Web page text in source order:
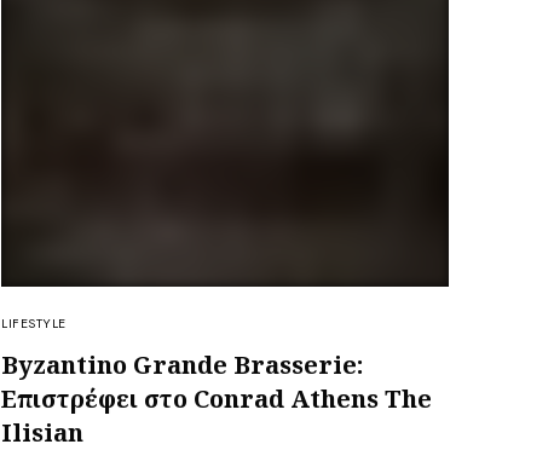
LIFESTYLE
Byzantino Grande Brasserie:
Επιστρέφει στο Conrad Athens The
Ilisian